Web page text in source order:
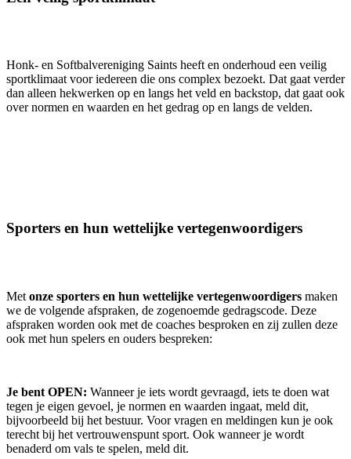
Honk- en Softbalvereniging Saints heeft en onderhoud een veilig
sportklimaat voor iedereen die ons complex bezoekt. Dat gaat verder
dan alleen hekwerken op en langs het veld en backstop, dat gaat ook
over normen en waarden en het gedrag op en langs de velden.
Sporters en hun wettelijke vertegenwoordigers
Met onze sporters en hun wettelijke vertegenwoordigers maken
we de volgende afspraken, de zogenoemde gedragscode. Deze
afspraken worden ook met de coaches besproken en zij zullen deze
ook met hun spelers en ouders bespreken:
Je bent OPEN: Wanneer je iets wordt gevraagd, iets te doen wat
tegen je eigen gevoel, je normen en waarden ingaat, meld dit,
bijvoorbeeld bij het bestuur. Voor vragen en meldingen kun je ook
terecht bij het vertrouwenspunt sport. Ook wanneer je wordt
benaderd om vals te spelen, meld dit.